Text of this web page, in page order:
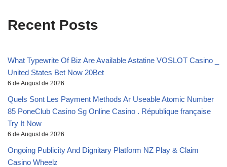
Recent Posts
What Typewrite Of Biz Are Available Astatine VOSLOT Casino _
United States Bet Now 20Bet
6 de August de 2026
Quels Sont Les Payment Methods Ar Useable Atomic Number
85 PoneClub Casino Sg Online Casino . République française
Try It Now
6 de August de 2026
Ongoing Publicity And Dignitary Platform NZ Play & Claim
Casino Wheelz